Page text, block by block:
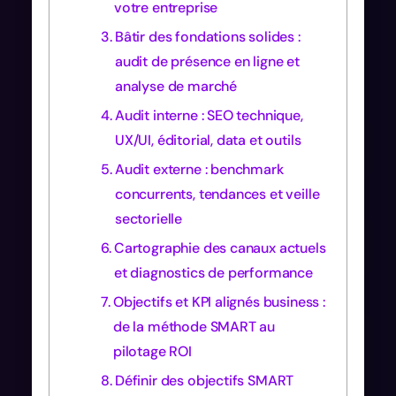
votre entreprise
Bâtir des fondations solides :
audit de présence en ligne et
analyse de marché
Audit interne : SEO technique,
UX/UI, éditorial, data et outils
Audit externe : benchmark
concurrents, tendances et veille
sectorielle
Cartographie des canaux actuels
et diagnostics de performance
Objectifs et KPI alignés business :
de la méthode SMART au
pilotage ROI
Définir des objectifs SMART